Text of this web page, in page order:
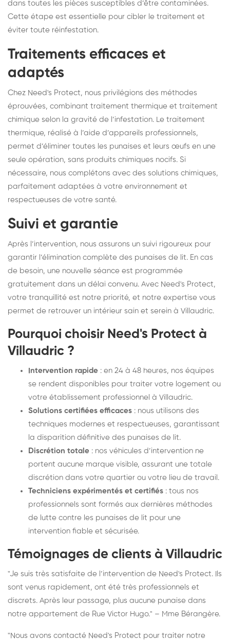
dans toutes les pièces susceptibles d’être contaminées.
Cette étape est essentielle pour cibler le traitement et
éviter toute réinfestation.
Traitements efficaces et
adaptés
Chez Need's Protect, nous privilégions des méthodes
éprouvées, combinant traitement thermique et traitement
chimique selon la gravité de l’infestation. Le traitement
thermique, réalisé à l’aide d’appareils professionnels,
permet d’éliminer toutes les punaises et leurs œufs en une
seule opération, sans produits chimiques nocifs. Si
nécessaire, nous complétons avec des solutions chimiques,
parfaitement adaptées à votre environnement et
respectueuses de votre santé.
Suivi et garantie
Après l’intervention, nous assurons un suivi rigoureux pour
garantir l’élimination complète des punaises de lit. En cas
de besoin, une nouvelle séance est programmée
gratuitement dans un délai convenu. Avec Need's Protect,
votre tranquillité est notre priorité, et notre expertise vous
permet de retrouver un intérieur sain et serein à Villaudric.
Pourquoi choisir Need's Protect à
Villaudric ?
Intervention rapide : en 24 à 48 heures, nos équipes
se rendent disponibles pour traiter votre logement ou
votre établissement professionnel à Villaudric.
Solutions certifiées efficaces : nous utilisons des
techniques modernes et respectueuses, garantissant
la disparition définitive des punaises de lit.
Discrétion totale : nos véhicules d’intervention ne
portent aucune marque visible, assurant une totale
discrétion dans votre quartier ou votre lieu de travail.
Techniciens expérimentés et certifiés : tous nos
professionnels sont formés aux dernières méthodes
de lutte contre les punaises de lit pour une
intervention fiable et sécurisée.
Témoignages de clients à Villaudric
"Je suis très satisfaite de l’intervention de Need's Protect. Ils
sont venus rapidement, ont été très professionnels et
discrets. Après leur passage, plus aucune punaise dans
notre appartement de Rue Victor Hugo." – Mme Bérangère.
"Nous avons contacté Need's Protect pour traiter notre